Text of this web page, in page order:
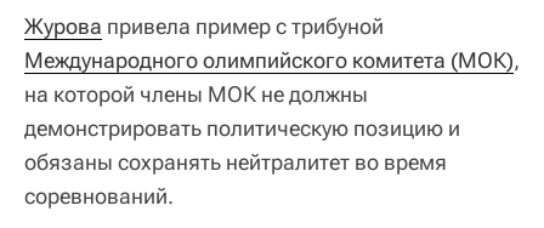
Журова привела пример с трибуной
Международного олимпийского комитета (МОК),
на которой члены МОК не должны
демонстрировать политическую позицию и
обязаны сохранять нейтралитет во время
соревнований.